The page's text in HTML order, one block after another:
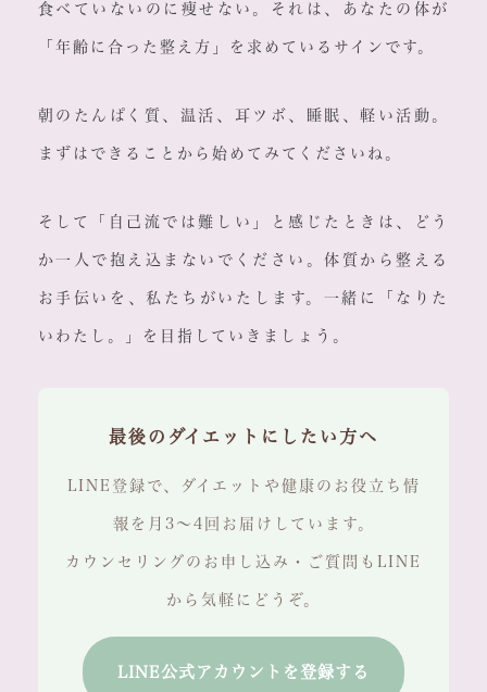
食べていないのに痩せない。それは、あなたの体が
「年齢に合った整え方」を求めているサインです。
朝のたんぱく質、温活、耳ツボ、睡眠、軽い活動。
まずはできることから始めてみてくださいね。
そして「自己流では難しい」と感じたときは、どう
か一人で抱え込まないでください。体質から整える
お手伝いを、私たちがいたします。一緒に「なりた
いわたし。」を目指していきましょう。
最後のダイエットにしたい方へ
LINE登録で、ダイエットや健康のお役立ち情
報を月3〜4回お届けしています。
カウンセリングのお申し込み・ご質問もLINE
から気軽にどうぞ。
LINE公式アカウントを登録する